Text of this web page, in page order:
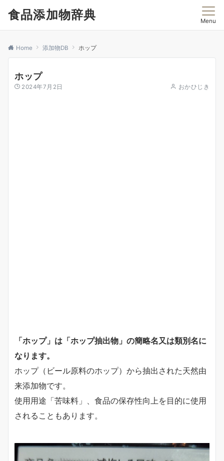
食品添加物辞典 Menu
Home 添加物DB ホップ
ホップ
2024年7月2日 おかひじき
「ホップ」は「ホップ抽出物」の簡略名又は類別名に
なります。
ホップ（ビール原料のホップ）から抽出された天然由
来添加物です。
使用用途「苦味料」、食品の保存性向上を目的に使用
されることもあります。